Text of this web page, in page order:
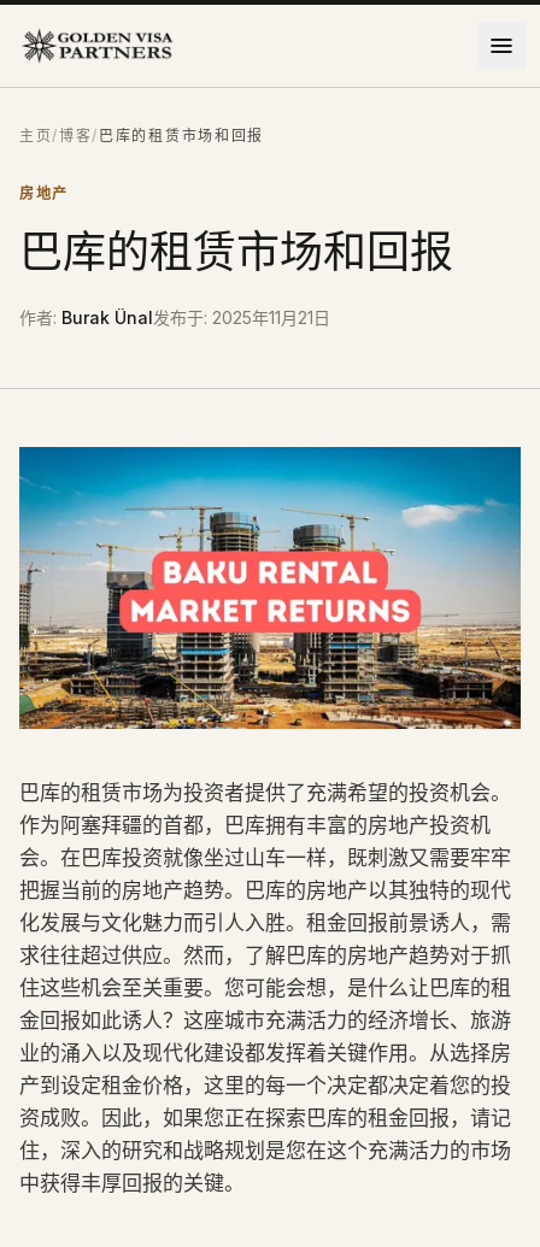
主页/博客/ 巴库的租赁市场和回报
房地产
巴库的租赁市场和回报
作者: Burak Ünal发布于: 2025年11月21日
巴库的租赁市场为投资者提供了充满希望的投资机会。
作为阿塞拜疆的首都，巴库拥有丰富的房地产投资机
会。在巴库投资就像坐过山车一样，既刺激又需要牢牢
把握当前的房地产趋势。巴库的房地产以其独特的现代
化发展与文化魅力而引人入胜。租金回报前景诱人，需
求往往超过供应。然而，了解巴库的房地产趋势对于抓
住这些机会至关重要。您可能会想，是什么让巴库的租
金回报如此诱人？这座城市充满活力的经济增长、旅游
业的涌入以及现代化建设都发挥着关键作用。从选择房
产到设定租金价格，这里的每一个决定都决定着您的投
资成败。因此，如果您正在探索巴库的租金回报，请记
住，深入的研究和战略规划是您在这个充满活力的市场
中获得丰厚回报的关键。